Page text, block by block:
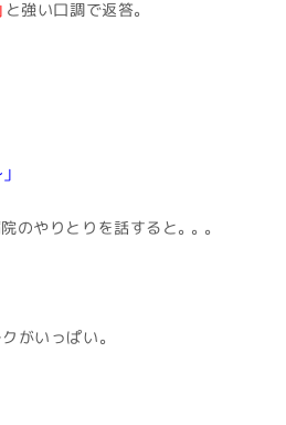
と強い口調で返答。
のやりとりを話すると。。。
がいっぱい。